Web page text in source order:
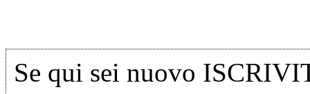
Se qui sei nuovo